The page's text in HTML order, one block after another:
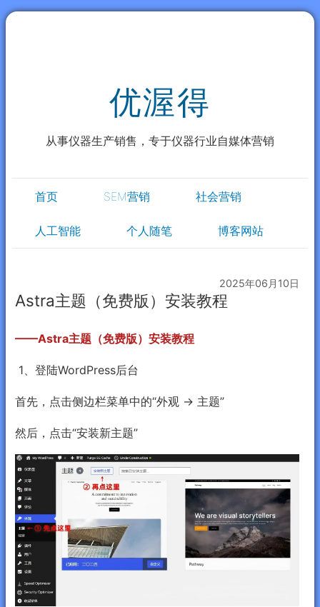
优渥得
从事仪器生产销售，专于仪器行业自媒体营销
首页 SEM营销 社会营销
人工智能 个人随笔 博客网站
2025年06月10日
Astra主题（免费版）安装教程
——Astra主题（免费版）安装教程
1、登陆WordPress后台
首先，点击侧边栏菜单中的“外观 → 主题”
然后，点击“安装新主题”